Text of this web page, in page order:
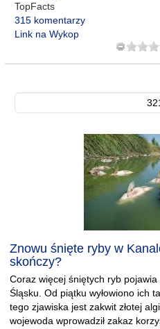
TopFacts
315 komentarzy
Link na Wykop
Znowu śnięte ryby w
skończy?
Coraz więcej śniętych ryb
Śląsku. Od piątku wyłowiono ich
tego zjawiska jest zakwit złotej
wojewoda wprowadził zakaz